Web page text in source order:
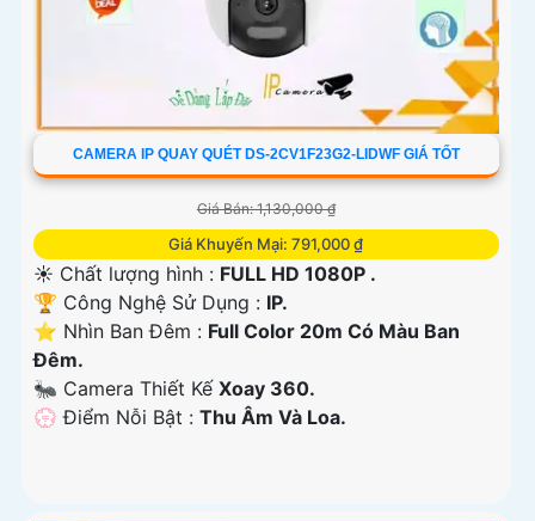
CAMERA IP QUAY QUÉT DS-2CV1F23G2-LIDWF GIÁ TỐT
Giá Bán: 1,130,000 ₫
Giá Khuyến Mại: 791,000 ₫
☀️ Chất lượng hình : FULL HD 1080P .
🏆 Công Nghệ Sử Dụng : IP.
⭐ Nhìn Ban Đêm : Full Color 20m Có Màu Ban
Ðêm.
🐜 Camera Thiết Kế Xoay 360.
️💮 Điểm Nỗi Bật : Thu Âm Và Loa.